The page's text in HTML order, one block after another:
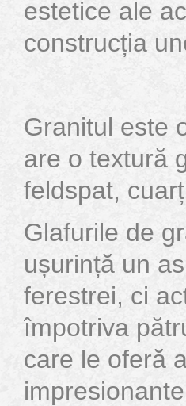
estetice ale
construcția
Granitul este
are o textură
feldspat,
Glafurile de
ușurință un
ferestrei, ci
împotriva
care le oferă